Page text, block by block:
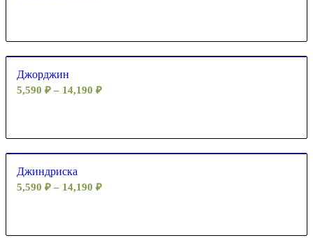
Джорджин
5,590 ₽ – 14,190 ₽
Джиндриска
5,590 ₽ – 14,190 ₽